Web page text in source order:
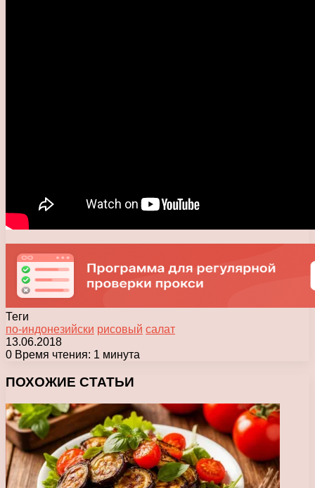
Теги
по-индонезийски рисовый салат
13.06.2018
0 Время чтения: 1 минута
ПОХОЖИЕ СТАТЬИ